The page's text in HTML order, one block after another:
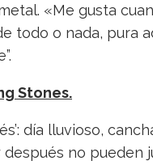
«Me gusta
todo o nada, pura
Stones.
día lluvioso,
después no pueden